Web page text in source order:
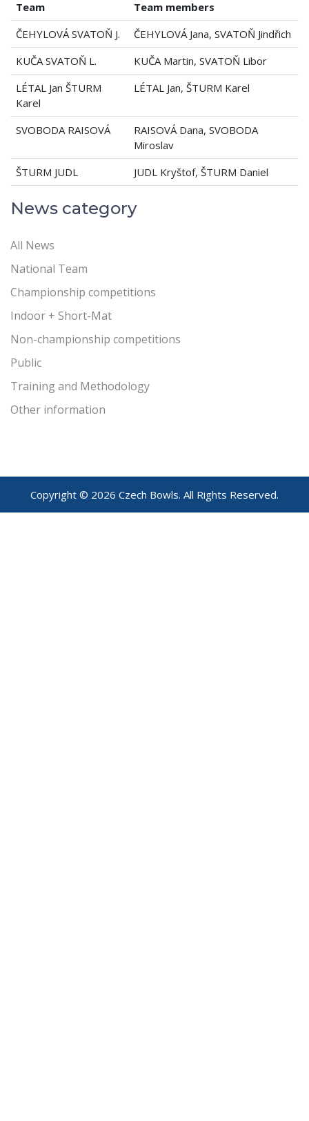
Team
Team members
ČEHYLOVÁ SVATOŇ J.
ČEHYLOVÁ Jana, SVATOŇ Jindřich
KUČA SVATOŇ L.
KUČA Martin, SVATOŇ Libor
LÉTAL Jan ŠTURM
Karel
LÉTAL Jan, ŠTURM Karel
SVOBODA RAISOVÁ
RAISOVÁ Dana, SVOBODA
Miroslav
ŠTURM JUDL
JUDL Kryštof, ŠTURM Daniel
News category
All News
National Team
Championship competitions
Indoor + Short-Mat
Non-championship competitions
Public
Training and Methodology
Other information
Copyright © 2026 Czech Bowls. All Rights Reserved.